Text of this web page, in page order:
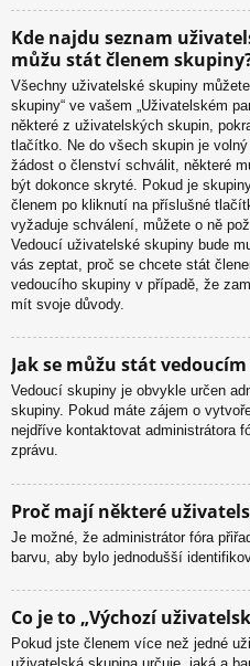
Kde najdu seznam
můžu stát členem
Všechny uživatelské skupiny
skupiny“ ve vašem „Uživatelském
některé z uživatelských skupin,
tlačítko. Ne do všech skupin je
žádost o členství schválit, některé
být dokonce skryté. Pokud je
členem po kliknutí na příslušné
vyžaduje schválení, můžete o ně
Vedoucí uživatelské skupiny bude
vás zeptat, proč se chcete stát
vedoucího skupiny v případě, že
mít svoje důvody.
Jak se můžu stát
Vedoucí skupiny je obvykle určen
skupiny. Pokud máte zájem o
nejdříve kontaktovat administrátora
zprávu.
Proč mají některé
Je možné, že administrátor fóra
barvu, aby bylo jednodušší
Co je to „Výchozí
Pokud jste členem více než jedné